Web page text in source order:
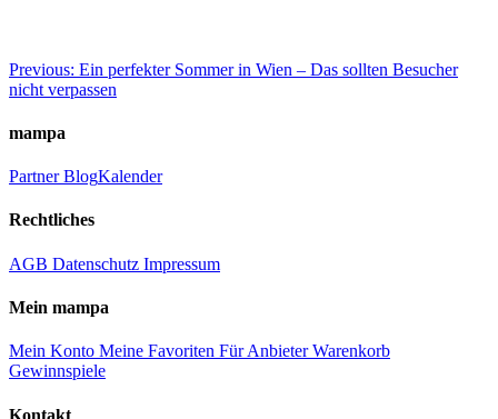
Beitragsnavigation
Previous: Ein perfekter Sommer in Wien – Das sollten Besucher
nicht verpassen
mampa
PartnerBlogKalender
Rechtliches
AGB Datenschutz Impressum
Mein mampa
Mein Konto Meine Favoriten Für AnbieterWarenkorb
Gewinnspiele
Kontakt